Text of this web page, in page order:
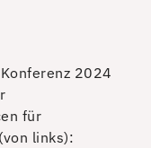
2024
für
links):